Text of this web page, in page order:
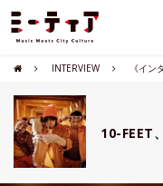
INTERVIEW 《イン
10-FEET